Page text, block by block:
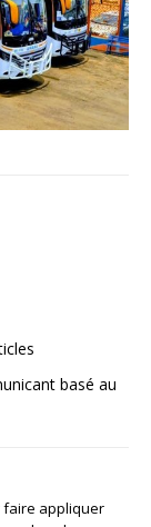
basé au
faire appliquer